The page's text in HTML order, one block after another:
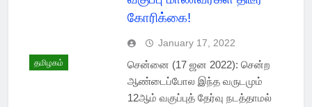
தமிழகம்
கோரிக்கை!
January 17, 2022
சென்னை (17 ஜன 2022): சென்ற
ஆண்டைப்போல இந்த வருடமும்
12ஆம் வகுப்புத் தேர்வு நடத்தாமல்